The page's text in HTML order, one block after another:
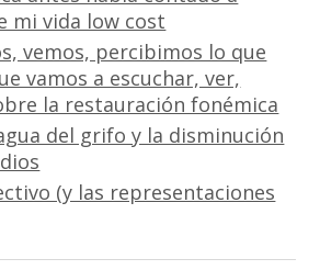
mi vida low cost
vemos, percibimos lo que
vamos a escuchar, ver,
la restauración fonémica
del grifo y la disminución
(y las representaciones